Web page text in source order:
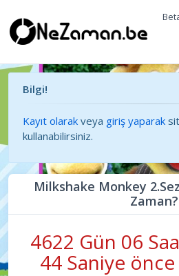
Bilgi!
Kayıt olarak veya giriş yaparak
kullanabilirsiniz.
Milkshake Monkey
Zaman?
4622 Gün 06
44 Saniye